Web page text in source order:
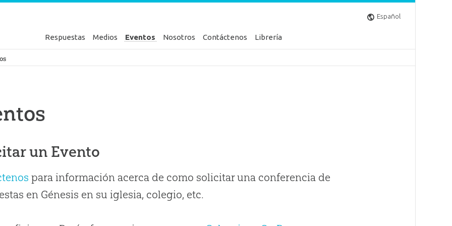
Español
Respuestas Medios Eventos Nosotros Contáctenos Librería
Génesis
un Evento
para información acerca de como solicitar una conferencia de
en Génesis en su iglesia, colegio, etc.